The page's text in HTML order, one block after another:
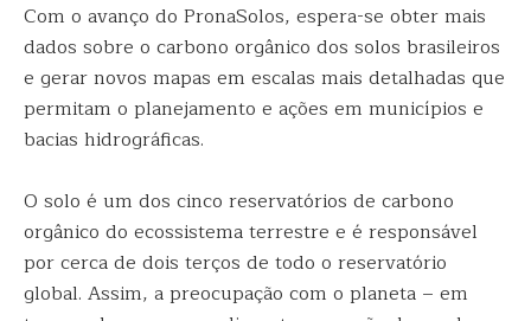
Com o avanço do PronaSolos, espera-se obter mais
dados sobre o carbono orgânico dos solos brasileiros
e gerar novos mapas em escalas mais detalhadas que
permitam o planejamento e ações em municípios e
bacias hidrográficas.
O solo é um dos cinco reservatórios de carbono
orgânico do ecossistema terrestre e é responsável
por cerca de dois terços de todo o reservatório
global. Assim, a preocupação com o planeta – em